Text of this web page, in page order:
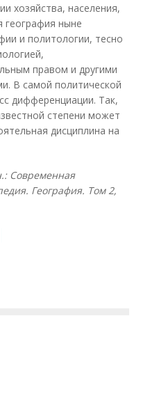
хозяйства, населения,
география ныне
и политологии, тесно
правом и другими
В самой политической
дифференциации. Так,
степени может
дисциплина на
Современная
География. Том 2,